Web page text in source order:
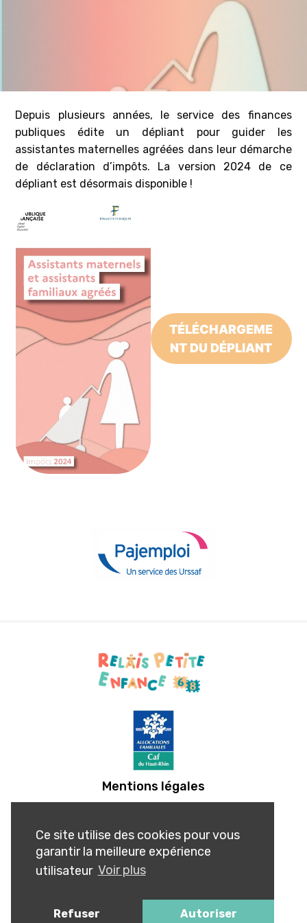
Ce site utilise des cookies pour vous
garantir la meilleure expérience
utilisateur Voir plus
Refuser Autoriser
Depuis plusieurs années, le service des finances
publiques édite un dépliant pour guider les
assistantes maternelles agréées dans leur démarche
de déclaration d’impôts. La version 2024 de ce
dépliant est désormais disponible !
TÉLÉCHARGEME
NT DU DÉPLIANT
Mentions légales